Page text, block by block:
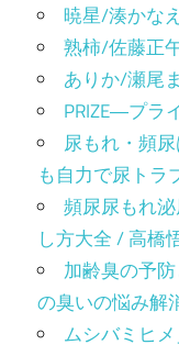
暁星/湊かなえ
熟柿/佐藤正
ありか/瀬尾
PRIZE―プラ
尿もれ・頻
も自力で尿トラ
頻尿尿もれ
し方大全 / 高橋
加齢臭の予
の臭いの悩み解
ムシバミヒ